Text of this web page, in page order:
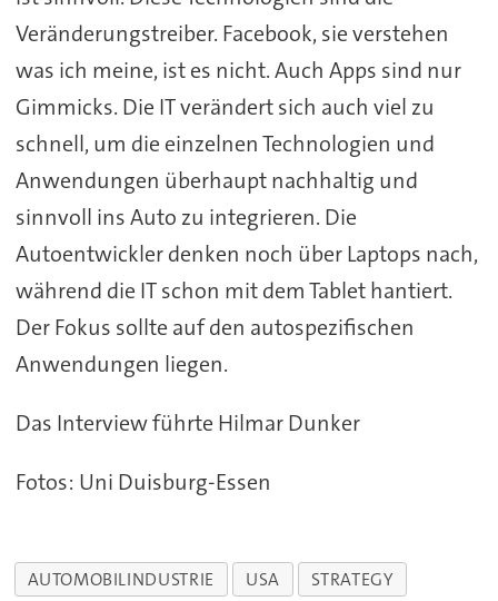
Veränderungstreiber. Facebook, sie verstehen
was ich meine, ist es nicht. Auch Apps sind nur
Gimmicks. Die IT verändert sich auch viel zu
schnell, um die einzelnen Technologien und
Anwendungen überhaupt nachhaltig und
sinnvoll ins Auto zu integrieren. Die
Autoentwickler denken noch über Laptops nach,
während die IT schon mit dem Tablet hantiert.
Der Fokus sollte auf den autospezifischen
Anwendungen liegen.
Das Interview führte Hilmar Dunker
Fotos: Uni Duisburg-Essen
AUTOMOBILINDUSTRIE USA
STRATEGY